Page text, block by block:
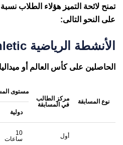
تمنح لائحة التميز هؤلاء الطلاب
على النحو التالى:
الأنشطة الرياضية Athletic
الحاصلين على كأس العالم أو
نوع المسابقة
مركز الطالب
في المسابقة
مستوى
دولية
أول
10
ساعات